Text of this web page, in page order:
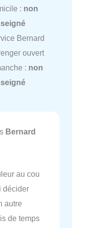
: non
Bernard
ouvert
: non
Bernard
au cou
décider
autre
de temps